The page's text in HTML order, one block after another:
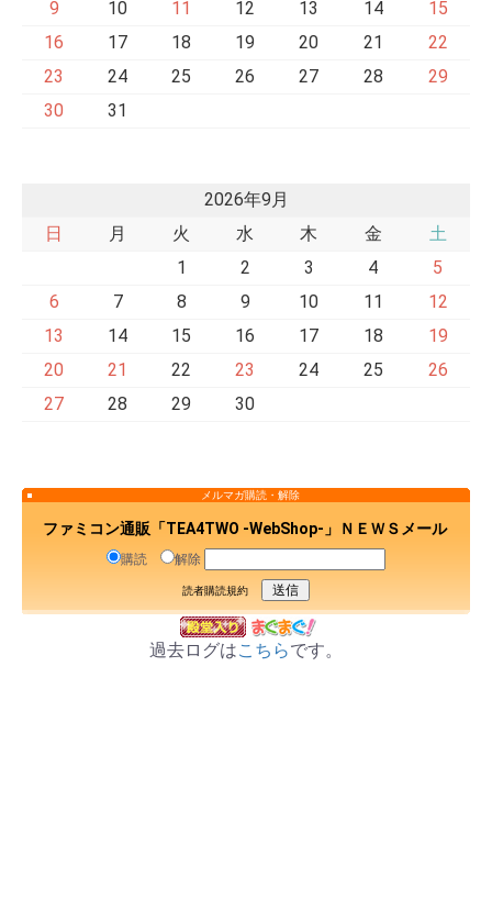
9 10 11 12 13 14
15
16
17 18 19 20 21
22
23
24 25 26 27 28
29
30
31
2026年9月
日
月 火 水 木 金
土
1
2 3 4
5
6
7 8 9 10 11
12
13
14 15 16 17 18
19
20
21 22 23 24 25
26
27
28 29 30
メルマガ購読・解除
ファミコン通販「TEA4TWO -WebShop-」ＮＥＷＳメール
購読 解除
読者購読規約
過去ログはこちらです。